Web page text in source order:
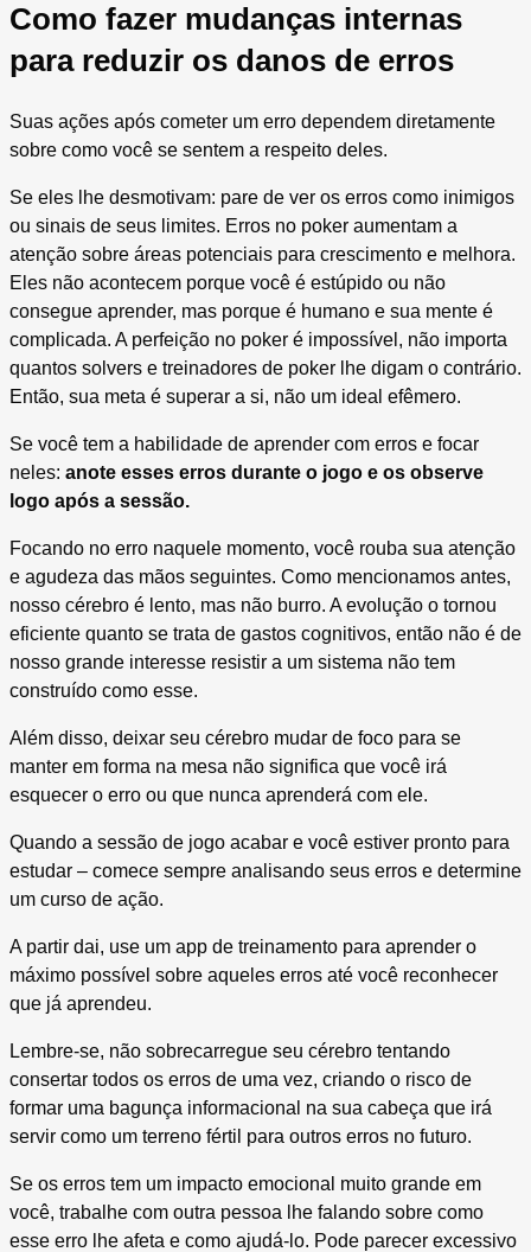
Como fazer mudanças internas
para reduzir os danos de erros
Suas ações após cometer um erro dependem diretamente
sobre como você se sentem a respeito deles.
Se eles lhe desmotivam: pare de ver os erros como inimigos
ou sinais de seus limites. Erros no poker aumentam a
atenção sobre áreas potenciais para crescimento e melhora.
Eles não acontecem porque você é estúpido ou não
consegue aprender, mas porque é humano e sua mente é
complicada. A perfeição no poker é impossível, não importa
quantos solvers e treinadores de poker lhe digam o contrário.
Então, sua meta é superar a si, não um ideal efêmero.
Se você tem a habilidade de aprender com erros e focar
neles: anote esses erros durante o jogo e os observe
logo após a sessão.
Focando no erro naquele momento, você rouba sua atenção
e agudeza das mãos seguintes. Como mencionamos antes,
nosso cérebro é lento, mas não burro. A evolução o tornou
eficiente quanto se trata de gastos cognitivos, então não é de
nosso grande interesse resistir a um sistema não tem
construído como esse.
Além disso, deixar seu cérebro mudar de foco para se
manter em forma na mesa não significa que você irá
esquecer o erro ou que nunca aprenderá com ele.
Quando a sessão de jogo acabar e você estiver pronto para
estudar – comece sempre analisando seus erros e determine
um curso de ação.
A partir dai, use um app de treinamento para aprender o
máximo possível sobre aqueles erros até você reconhecer
que já aprendeu.
Lembre-se, não sobrecarregue seu cérebro tentando
consertar todos os erros de uma vez, criando o risco de
formar uma bagunça informacional na sua cabeça que irá
servir como um terreno fértil para outros erros no futuro.
Se os erros tem um impacto emocional muito grande em
você, trabalhe com outra pessoa lhe falando sobre como
esse erro lhe afeta e como ajudá-lo. Pode parecer excessivo